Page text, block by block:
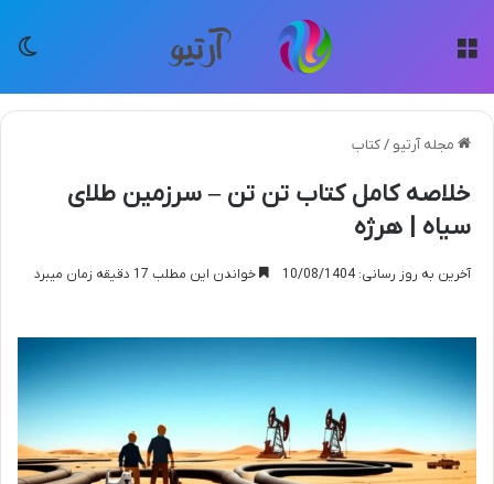
مجله آرتیو /کتاب
خلاصه کامل کتاب تن تن – سرزمین طلای
سیاه | هرژه
آخرین به روز رسانی: 10/08/1404 خواندن این مطلب 17 دقیقه زمان میبرد